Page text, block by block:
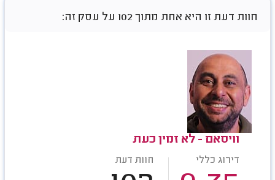
חוות דעת זו היא אחת מתוך 102 על עסק זה:
וויסאם - לא זמין כעת
דירוג כללי חוות דעת